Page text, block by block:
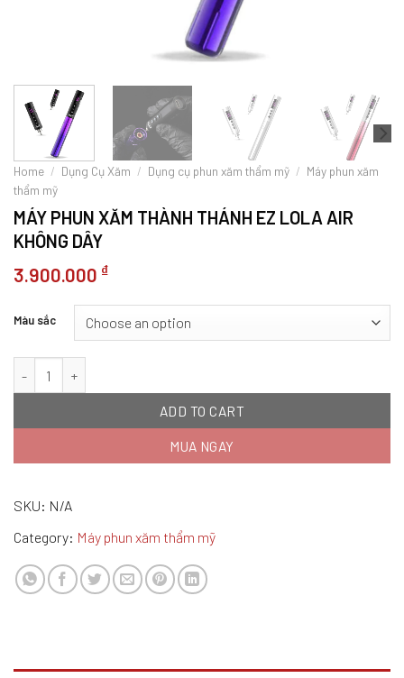
Home / Dụng Cụ Xăm / Dụng cụ phun xăm thẩm mỹ / Máy phun xăm
thẩm mỹ
MÁY PHUN XĂM THÀNH THÁNH EZ LOLA AIR
KHÔNG DÂY
3.900.000 ₫
Màu sắc
ADD TO CART
MUA NGAY
SKU: N/A
Category: Máy phun xăm thẩm mỹ